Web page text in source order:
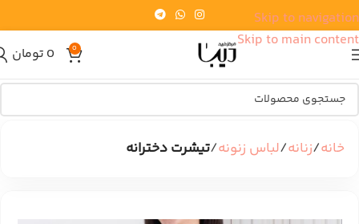
Skip to navigation
Skip to main content
0
0 تومان
خانه زنانه لباس زنونه تیشرت دخترانه